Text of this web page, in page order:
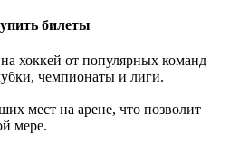
билеты
хоккей от популярных команд
чемпионаты и лиги.
мест на арене, что позволит
мере.